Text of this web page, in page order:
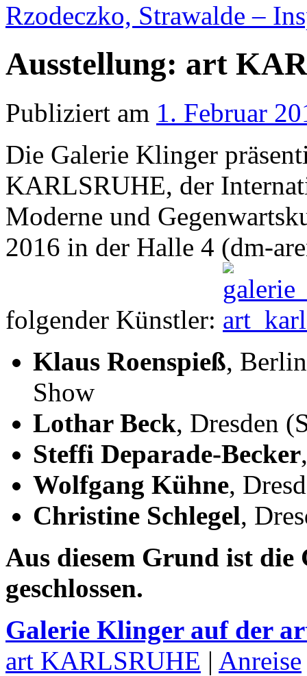
Rzodeczko, Strawalde –
Ausstellung: art
Publiziert am 1. Februar
Die Galerie Klinger
KARLSRUHE, der
Moderne und
2016 in der Halle 4 (dm-
folgender Künstler:
Klaus Roenspieß,
Show
Lothar Beck, Dresden
Steffi Deparade-Becker
Wolfgang Kühne,
Christine Schlegel,
Aus diesem Grund ist
geschlossen.
Galerie Klinger auf der
art KARLSRUHE | Anreise